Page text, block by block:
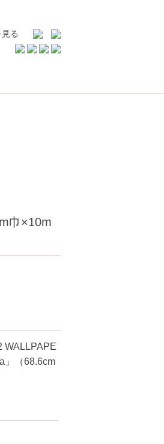
巾×10m
WALLPAPE
」（68.6cm